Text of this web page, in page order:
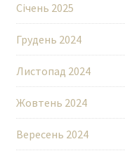
Січень 2025
Грудень 2024
Листопад 2024
Жовтень 2024
Вересень 2024